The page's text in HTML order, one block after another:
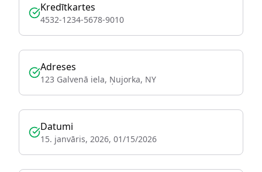
Kredītkartes
4532-1234-5678-9010
Adreses
123 Galvenā iela, Ņujorka, NY
Datumi
15. janvāris, 2026, 01/15/2026